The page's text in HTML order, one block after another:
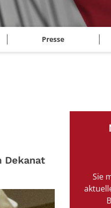
Presse
Dekanat
Sie